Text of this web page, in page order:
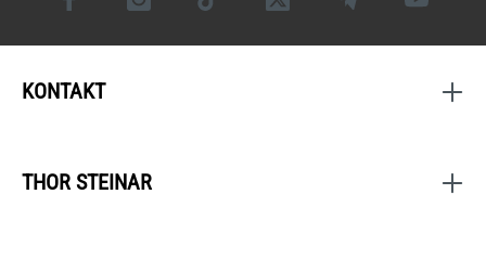
KONTAKT
THOR STEINAR